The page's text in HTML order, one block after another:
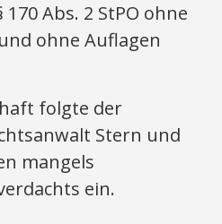
Abs. 2 StPO ohne
ohne Auflagen
folgte der
Stern und
mangels
ein.